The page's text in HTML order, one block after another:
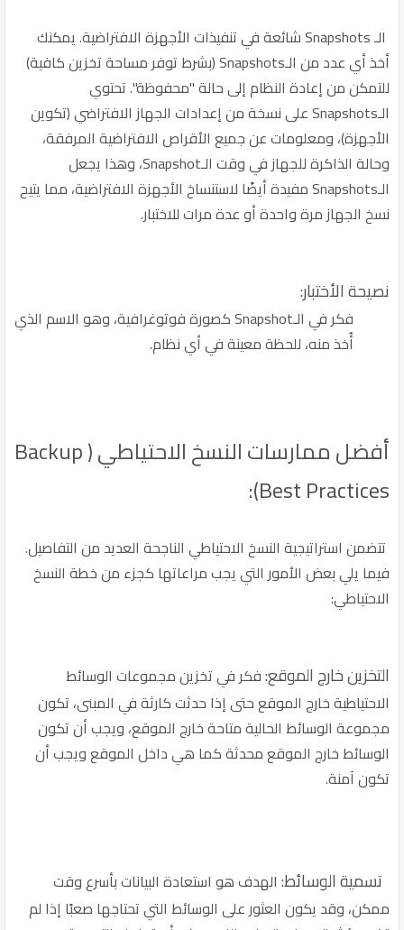
الـ Snapshots شائعة في تنفيذات الأجهزة الافتراضية. يمكنك
أخذ أي عدد من الـSnapshots (بشرط توفر مساحة تخزين كافية)
للتمكن من إعادة النظام إلى حالة "محفوظة". تحتوي
الـSnapshots على نسخة من إعدادات الجهاز الافتراضي (تكوين
الأجهزة)، ومعلومات عن جميع الأقراص الافتراضية المرفقة،
وحالة الذاكرة للجهاز في وقت الـSnapshot، وهذا يجعل
الـSnapshots مفيدة أيضًا لاستنساخ الأجهزة الافتراضية، مما يتيح
نسخ الجهاز مرة واحدة أو عدة مرات للاختبار.
نصيحة الأختبار:
فكر في الـSnapshot كصورة فوتوغرافية، وهو الاسم الذي
أُخذ منه، للحظة معينة في أي نظام.
أفضل ممارسات النسخ الاحتياطي ( Backup
Best Practices):
تتضمن استراتيجية النسخ الاحتياطي الناجحة العديد من التفاصيل.
فيما يلي بعض الأمور التي يجب مراعاتها كجزء من خطة النسخ
الاحتياطي:
التخزين خارج الموقع:فكر في تخزين مجموعات الوسائط
الاحتياطية خارج الموقع حتى إذا حدثت كارثة في المبنى، تكون
مجموعة الوسائط الحالية متاحة خارج الموقع، ويجب أن تكون
الوسائط خارج الموقع محدثة كما هي داخل الموقع ويجب أن
تكون آمنة.
تسمية الوسائط: الهدف هو استعادة البيانات بأسرع وقت
ممكن، وقد يكون العثور على الوسائط التي تحتاجها صعبًا إذا لم